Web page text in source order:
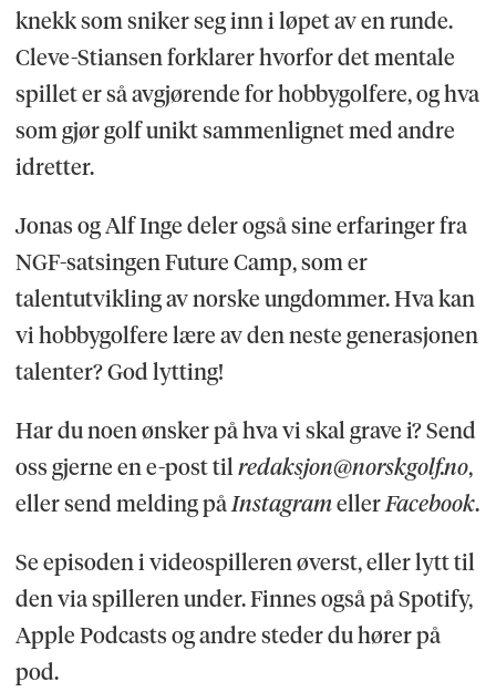
knekk som sniker seg inn i løpet av en runde.
Cleve-Stiansen forklarer hvorfor det mentale
spillet er så avgjørende for hobbygolfere, og hva
som gjør golf unikt sammenlignet med andre
idretter.
Jonas og Alf Inge deler også sine erfaringer fra
NGF-satsingen Future Camp, som er
talentutvikling av norske ungdommer. Hva kan
vi hobbygolfere lære av den neste generasjonen
talenter? God lytting!
Har du noen ønsker på hva vi skal grave i? Send
oss gjerne en e-post tilredaksjon@norskgolf.no,
eller send melding påInstagramellerFacebook.
Se episoden i videospilleren øverst, eller lytt til
den via spilleren under. Finnes også på Spotify,
Apple Podcasts og andre steder du hører på
pod.